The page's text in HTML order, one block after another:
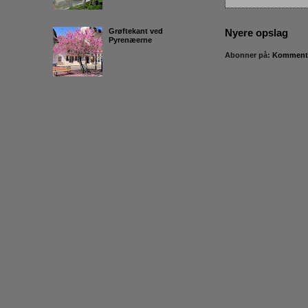
Nyere opslag
Abonner på:
Grøftekant ved
Pyrenæerne